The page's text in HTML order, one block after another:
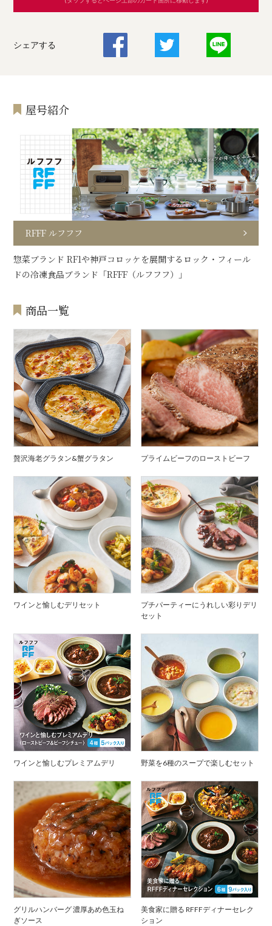
シェアする
屋号紹介
RFFF ルフフフ
惣菜ブランド RF1や神戸コロッケを展開するロック・フィール
ドの冷凍食品ブランド「RFFF（ルフフフ）」
商品一覧
贅沢海老グラタン&蟹グラタン プライムビーフのローストビーフ
ワインと愉しむデリセット
プチパーティーにうれしい彩りデリ
セット
ワインと愉しむプレミアムデリ 野菜を6種のスープで楽しむセット
グリルハンバーグ 濃厚あめ色玉ね
ぎソース
美食家に贈る RFFFディナーセレク
ション